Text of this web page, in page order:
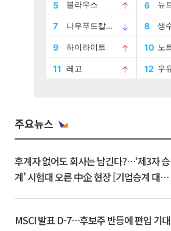
주요뉴스
후계자 없어도 회사는 남긴다?…‘제3자 승
계’ 시험대 오른 中企 현장 [기업승계 대전
MSCI 발표 D-7…후보주 반등에 편입 기대